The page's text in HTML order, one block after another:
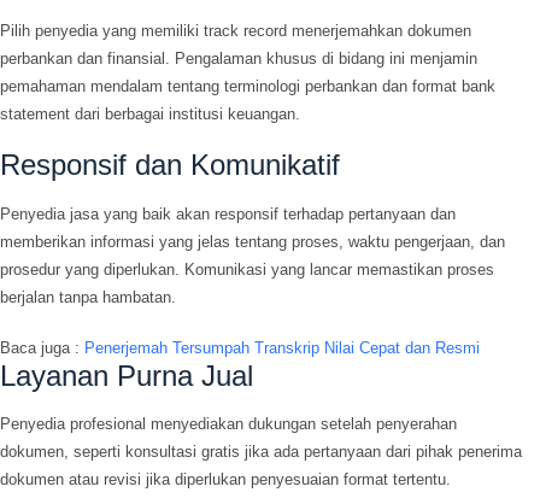
Pilih penyedia yang memiliki track record menerjemahkan dokumen
perbankan dan finansial. Pengalaman khusus di bidang ini menjamin
pemahaman mendalam tentang terminologi perbankan dan format bank
statement dari berbagai institusi keuangan.
Responsif dan Komunikatif
Penyedia jasa yang baik akan responsif terhadap pertanyaan dan
memberikan informasi yang jelas tentang proses, waktu pengerjaan, dan
prosedur yang diperlukan. Komunikasi yang lancar memastikan proses
berjalan tanpa hambatan.
Baca juga : Penerjemah Tersumpah Transkrip Nilai Cepat dan Resmi
Layanan Purna Jual
Penyedia profesional menyediakan dukungan setelah penyerahan
dokumen, seperti konsultasi gratis jika ada pertanyaan dari pihak penerima
dokumen atau revisi jika diperlukan penyesuaian format tertentu.